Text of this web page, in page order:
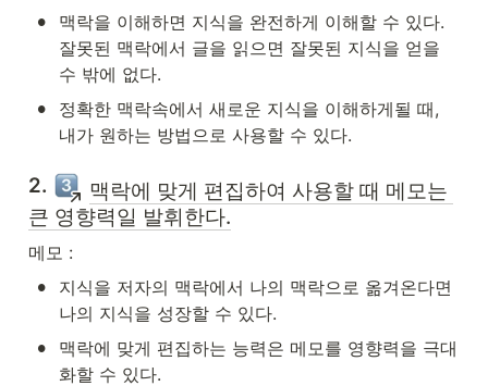
•
맥락을 이해하면 지식을 완전하게 이해할 수 있다.
잘못된 맥락에서 글을 읽으면 잘못된 지식을 얻을
수 밖에 없다.
•
정확한 맥락속에서 새로운 지식을 이해하게될 때,
내가 원하는 방법으로 사용할 수 있다.
2.
맥락에 맞게 편집하여 사용할 때 메모는
큰 영향력일 발휘한다.
메모 :
•
지식을 저자의 맥락에서 나의 맥락으로 옮겨온다면
나의 지식을 성장할 수 있다.
•
맥락에 맞게 편집하는 능력은 메모를 영향력을 극대
화할 수 있다.